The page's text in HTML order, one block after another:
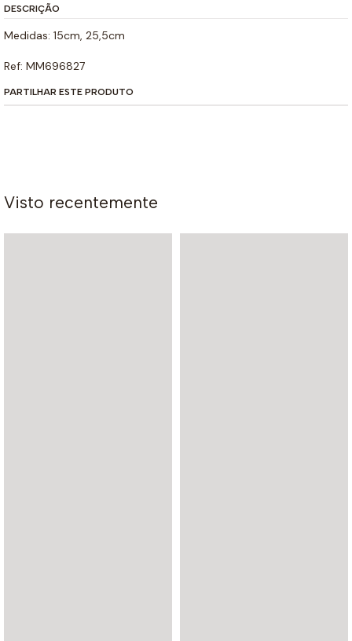
DESCRIÇÃO
Medidas: 15cm, 25,5cm
Ref: MM696827
PARTILHAR ESTE PRODUTO
Visto recentemente